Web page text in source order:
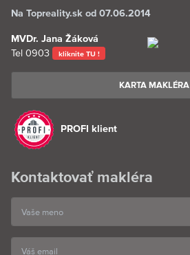
Na Topreality.sk od 07.06.2014
MVDr. Jana Žáková
Tel 0903 kliknite TU !
KARTA MAKLÉRA
PROFI klient
Kontaktovať makléra